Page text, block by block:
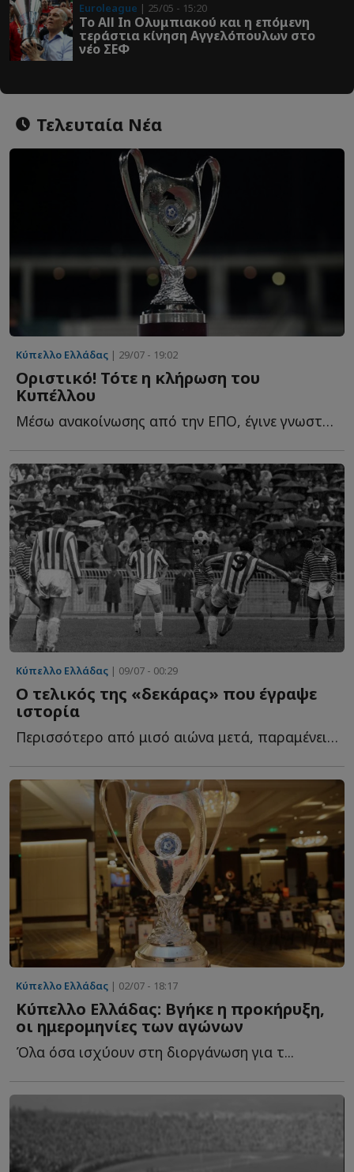
Euroleague | 25/05 - 15:20
Το All In Ολυμπιακού και η επόμενη
τεράστια κίνηση Αγγελόπουλων στο
νέο ΣΕΦ
Τελευταία Νέα
Κύπελλο Ελλάδας | 29/07 - 19:02
Οριστικό! Τότε η κλήρωση του
Κυπέλλου
Μέσω ανακοίνωσης από την ΕΠΟ, έγινε γνωστό το πότε θα π...
Κύπελλο Ελλάδας | 09/07 - 00:29
Ο τελικός της «δεκάρας» που έγραψε
ιστορία
Περισσότερο από μισό αιώνα μετά, παραμένει ένα από τ...
Κύπελλο Ελλάδας | 02/07 - 18:17
Κύπελλο Ελλάδας: Βγήκε η προκήρυξη,
οι ημερομηνίες των αγώνων
Όλα όσα ισχύουν στη διοργάνωση για τ...